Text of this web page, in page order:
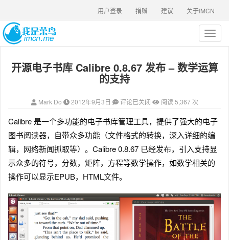
关于IMCN
建议
捐赠
用户登录
T
o
g
l
v
i
g
a
t
i
开源电子书库 Calibre 0.8.67 发布 – 数学运算
的支持
Mark Do 2012年9月3日 评论已关闭 阅读 5,367 次
Calibre 是一个多功能的电子书库管理工具，提供了强大的电子
图书阅读器，自带众多功能（文件格式的转换，深入详细的编
辑，网络新闻抓取等）。Calibre 0.8.67 已经发布，引入支持显
示众多的符号，分数，矩阵，方程等数学操作，如数学相关的
操作可以显示EPUB，HTML文件。